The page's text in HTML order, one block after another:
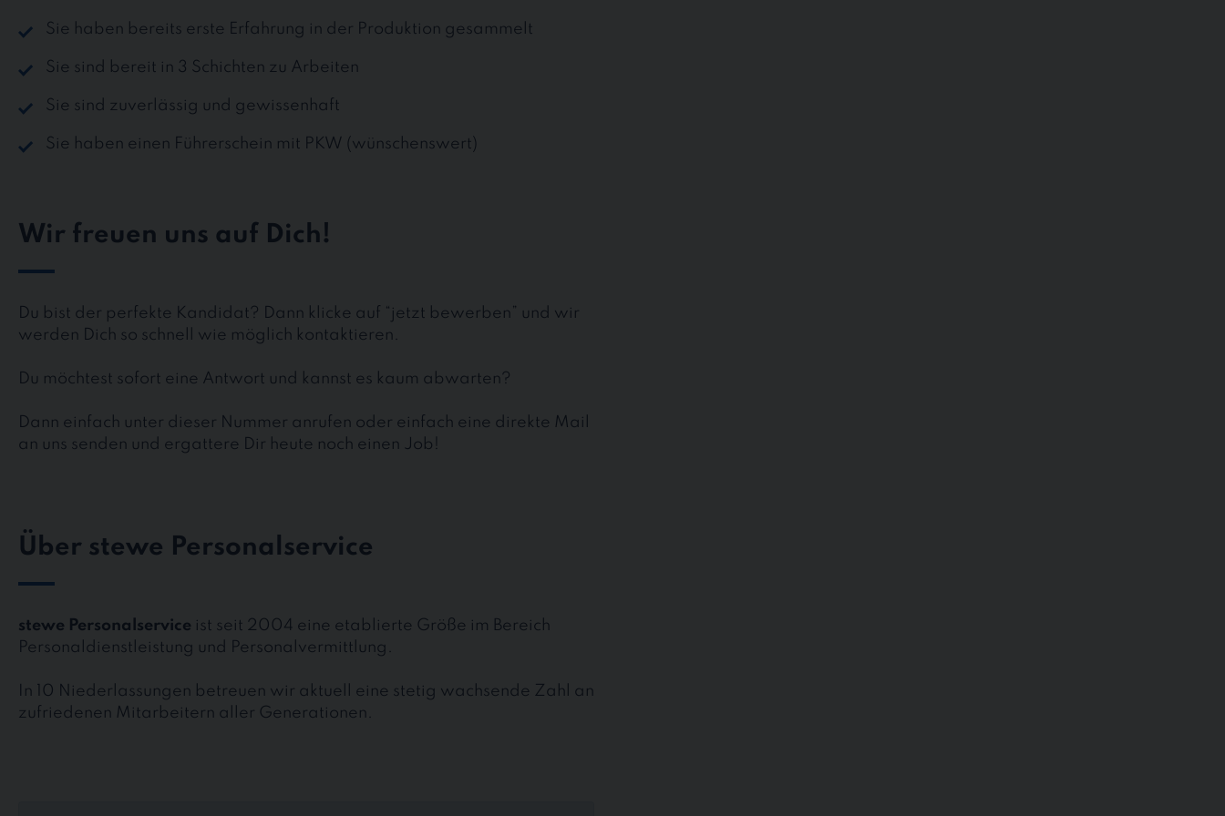
Sie haben bereits erste Erfahrung in der Produktion gesammelt
Sie sind bereit in 3 Schichten zu Arbeiten
Sie sind zuverlässig und gewissenhaft
Sie haben einen Führerschein mit PKW (wünschenswert)
Wir freuen uns auf Dich!
Du bist der perfekte Kandidat? Dann klicke auf “jetzt bewerben” und wir
werden Dich so schnell wie möglich kontaktieren.
Du möchtest sofort eine Antwort und kannst es kaum abwarten?
Dann einfach unter dieser Nummer anrufen oder einfach eine direkte Mail
an uns senden und ergattere Dir heute noch einen Job!
Über stewe Personalservice
stewe Personalservice ist seit 2004 eine etablierte Größe im Bereich
Personaldienstleistung und Personalvermittlung.
In 10 Niederlassungen betreuen wir aktuell eine stetig wachsende Zahl an
zufriedenen Mitarbeitern aller Generationen.